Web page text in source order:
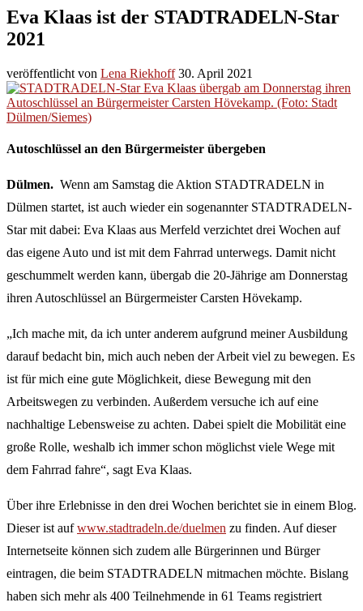
Eva Klaas ist der STADTRADELN-Star
2021
veröffentlicht von Lena Riekhoff 30. April 2021
Autoschlüssel an den Bürgermeister übergeben
Dülmen. Wenn am Samstag die Aktion STADTRADELN in
Dülmen startet, ist auch wieder ein sogenannter STADTRADELN-
Star mit dabei: Eva Klaas aus Merfeld verzichtet drei Wochen auf
das eigene Auto und ist mit dem Fahrrad unterwegs. Damit nicht
geschummelt werden kann, übergab die 20-Jährige am Donnerstag
ihren Autoschlüssel an Bürgermeister Carsten Hövekamp.
„Ich mache mit, da ich unter anderem aufgrund meiner Ausbildung
darauf bedacht bin, mich auch neben der Arbeit viel zu bewegen. Es
ist für mich eine gute Möglichkeit, diese Bewegung mit den
Arbeitswegen zu verbinden. Außerdem versuche ich auf eine
nachhaltige Lebensweise zu achten. Dabei spielt die Mobilität eine
große Rolle, weshalb ich immer schon möglichst viele Wege mit
dem Fahrrad fahre“, sagt Eva Klaas.
Über ihre Erlebnisse in den drei Wochen berichtet sie in einem Blog.
Dieser ist aufwww.stadtradeln.de/duelmen zu finden. Auf dieser
Internetseite können sich zudem alle Bürgerinnen und Bürger
eintragen, die beim STADTRADELN mitmachen möchte. Bislang
haben sich mehr als 400 Teilnehmende in 61 Teams registriert